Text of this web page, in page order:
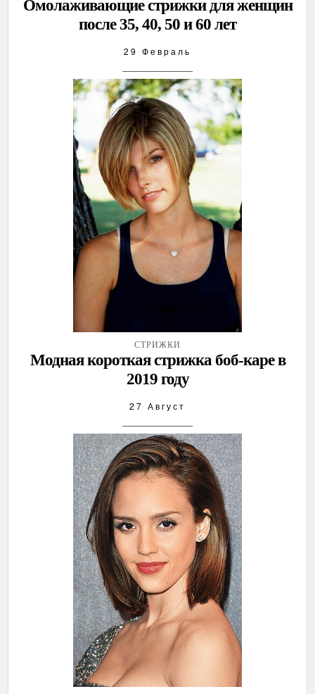
Омолаживающие стрижки для женщин
после 35, 40, 50 и 60 лет
29 Февраль
СТРИЖКИ
Модная короткая стрижка боб-каре в
2019 году
27 Август